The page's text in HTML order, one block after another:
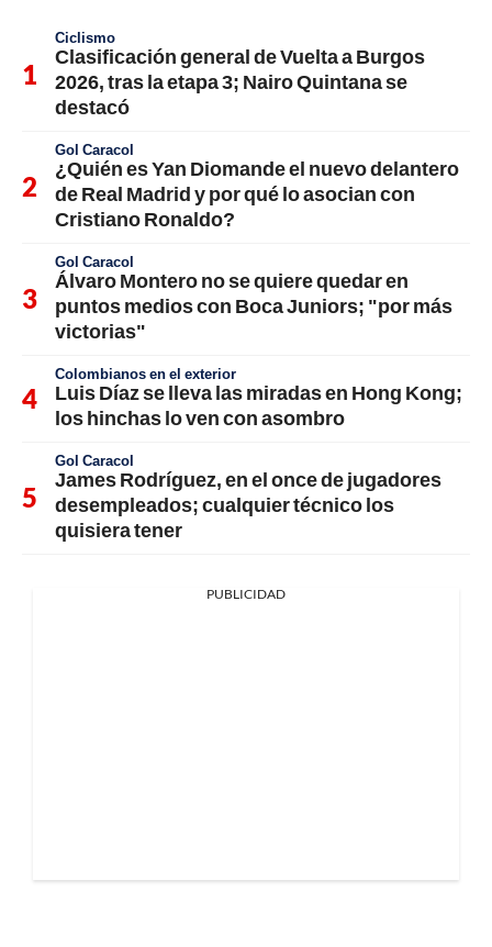
Ciclismo
Clasificación general de Vuelta a Burgos
2026, tras la etapa 3; Nairo Quintana se
destacó
Gol Caracol
¿Quién es Yan Diomande el nuevo delantero
de Real Madrid y por qué lo asocian con
Cristiano Ronaldo?
Gol Caracol
Álvaro Montero no se quiere quedar en
puntos medios con Boca Juniors; "por más
victorias"
Colombianos en el exterior
Luis Díaz se lleva las miradas en Hong Kong;
los hinchas lo ven con asombro
Gol Caracol
James Rodríguez, en el once de jugadores
desempleados; cualquier técnico los
quisiera tener
PUBLICIDAD